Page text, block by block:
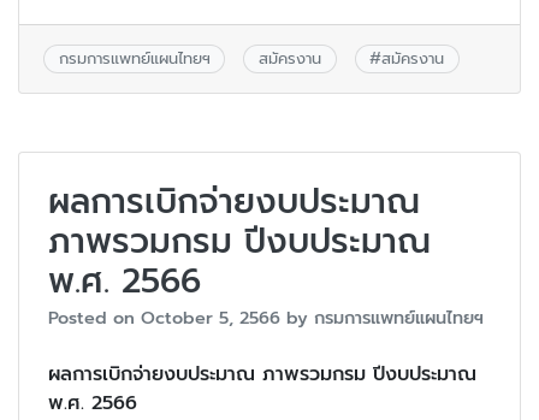
กรมการแพทย์แผนไทยฯ สมัครงาน #สมัครงาน
ผลการเบิกจ่ายงบประมาณ
ภาพรวมกรม ปีงบประมาณ
พ.ศ. 2566
Posted on October 5, 2566 by กรมการแพทย์แผนไทยฯ
ผลการเบิกจ่ายงบประมาณ ภาพรวมกรม ปีงบประมาณ
พ.ศ. 2566